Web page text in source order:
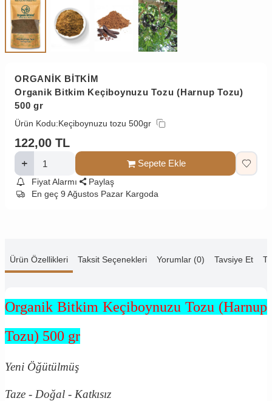
ORGANİK BİTKİM
Organik Bitkim Keçiboynuzu Tozu (Harnup Tozu)
500 gr
Ürün Kodu:Keçiboynuzu tozu 500gr
122,00 TL
Sepete Ekle
Fiyat Alarmı
Paylaş
En geç 9 Ağustos Pazar Kargoda
Ürün Özellikleri Taksit Seçenekleri Yorumlar (0) Tavsiye Et
Organik Bitkim Keçiboynuzu Tozu (Harnup
Tozu) 500 gr
Yeni Öğütülmüş
Taze - Doğal - Katkısız